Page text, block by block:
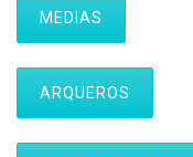
MEDIAS
ARQUEROS